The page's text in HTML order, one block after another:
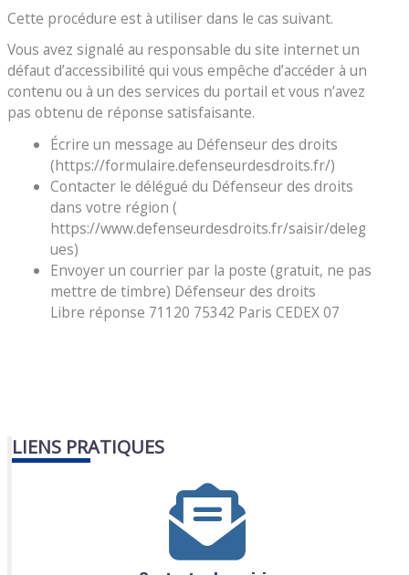
Cette procédure est à utiliser dans le cas suivant.
Vous avez signalé au responsable du site internet un
défaut d’accessibilité qui vous empêche d’accéder à un
contenu ou à un des services du portail et vous n’avez
pas obtenu de réponse satisfaisante.
Écrire un message au Défenseur des droits
(https://formulaire.defenseurdesdroits.fr/)
Contacter le délégué du Défenseur des droits
dans votre région (
https://www.defenseurdesdroits.fr/saisir/deleg
ues)
Envoyer un courrier par la poste (gratuit, ne pas
mettre de timbre) Défenseur des droits
Libre réponse 71120 75342 Paris CEDEX 07
LIENS PRATIQUES